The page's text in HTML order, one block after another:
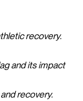
recovery.
and its impact
recovery.